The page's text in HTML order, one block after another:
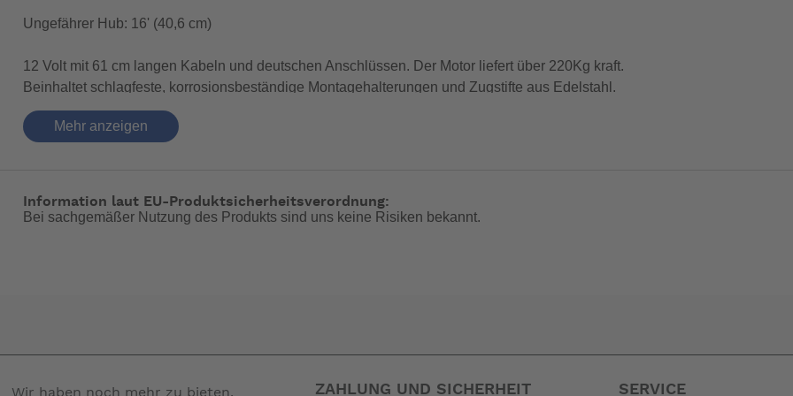
Ungefährer Hub: 16' (40,6 cm)
12 Volt mit 61 cm langen Kabeln und deutschen Anschlüssen. Der Motor liefert über 220Kg kraft.
Beinhaltet schlagfeste, korrosionsbeständige Montagehalterungen und Zugstifte aus Edelstahl.
Ungefähre Gesamtlänge im eingefahrenen Zustand: 33' (83,8 cm)
Ungefähre LOA ausgefahren: 49' (124 cm)
Mehr anzeigen
Information laut EU-Produktsicherheitsverordnung:
Bei sachgemäßer Nutzung des Produkts sind uns keine Risiken bekannt.
Wir haben noch mehr zu bieten.
ZAHLUNG UND SICHERHEIT SERVICE